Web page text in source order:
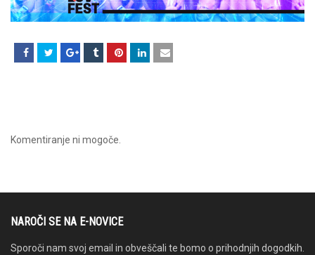
Komentiranje ni mogoče.
NAROČI SE NA E-NOVICE
Sporoči nam svoj email in obveščali te bomo o prihodnjih dogodkih.